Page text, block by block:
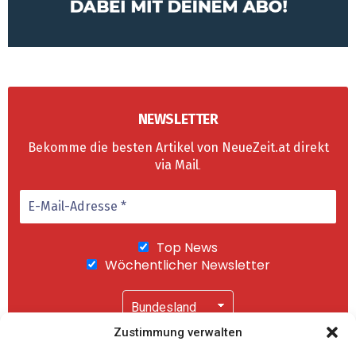
Zustimmung verwalten
NEWSLETTER
Bekomme die besten Artikel von NeueZeit.at direkt
via Mail.
Top News
Wöchentlicher Newsletter